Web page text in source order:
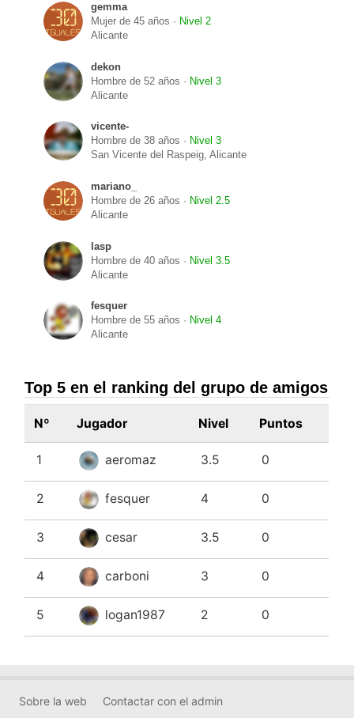
gemma
Mujer de 45 años · Nivel 2
Alicante
dekon
Hombre de 52 años · Nivel 3
Alicante
vicente-
Hombre de 38 años · Nivel 3
San Vicente del Raspeig, Alicante
mariano_
Hombre de 26 años · Nivel 2.5
Alicante
lasp
Hombre de 40 años · Nivel 3.5
Alicante
fesquer
Hombre de 55 años · Nivel 4
Alicante
Top 5 en el ranking del grupo de amigos
Nº Jugador Nivel Puntos
1 aeromaz 3.5 0
2 fesquer 4 0
3 cesar 3.5 0
4 carboni 3 0
5 logan1987 2 0
Sobre la web Contactar con el admin